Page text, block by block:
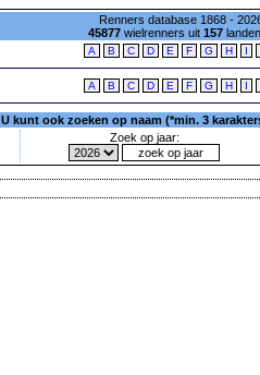
Renners database 1868 -
45877wielrenners uit 157
A B C D E F G H I
A B C D E F G H I
U kunt ook zoeken op naam (*min. 3
Zoek op jaar: